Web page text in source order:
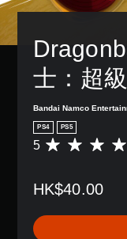
士：超
Bandai Namco
PS4 PS5
平
分
5
顆
5
HK$40.00